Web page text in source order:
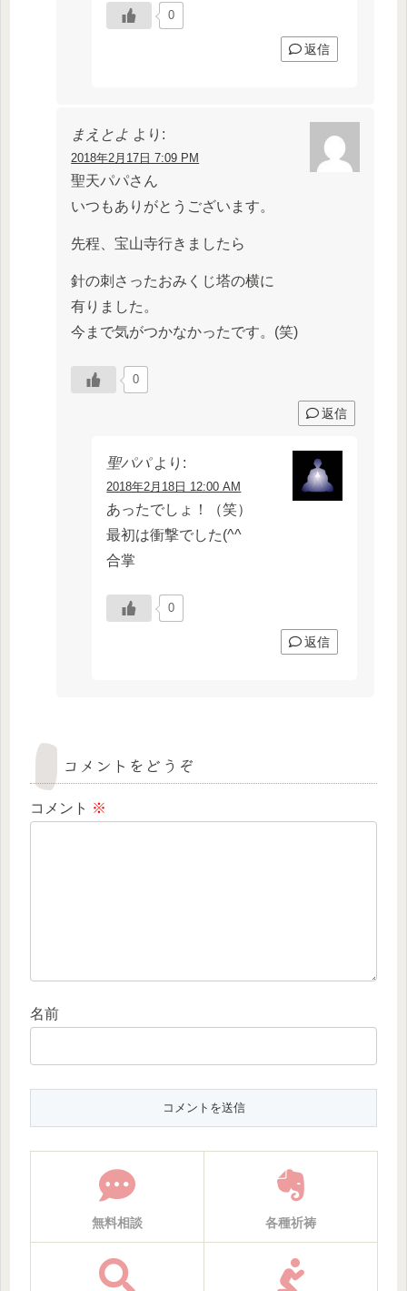
0
返信
まえとよ より:
2018年2月17日 7:09 PM
聖天パパさん
いつもありがとうございます。
先程、宝山寺行きましたら
針の刺さったおみくじ塔の横に
有りました。
今まで気がつかなかったです。(笑)
0
返信
聖パパ より:
2018年2月18日 12:00 AM
あったでしょ！（笑）
最初は衝撃でした(^^ゞ
合掌
0
返信
コメントをどうぞ
コメント ※
名前
無料相談 各種祈祷